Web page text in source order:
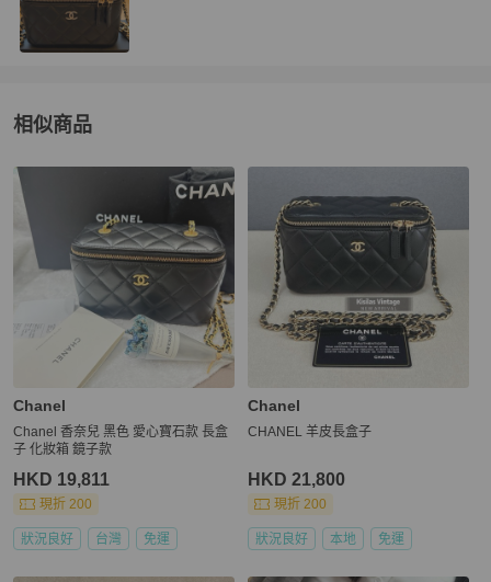
相似商品
更多相似Chanel女包推薦精品
Chanel
Chanel 香奈兒 黑色 愛心寶石款 長盒
子 化妝箱 鏡子款
HKD 19,811
現折 200
狀況良好 台灣 免運
Chanel
CHANEL 羊皮長盒子
HKD 21,800
現折 200
狀況良好 本地 免運